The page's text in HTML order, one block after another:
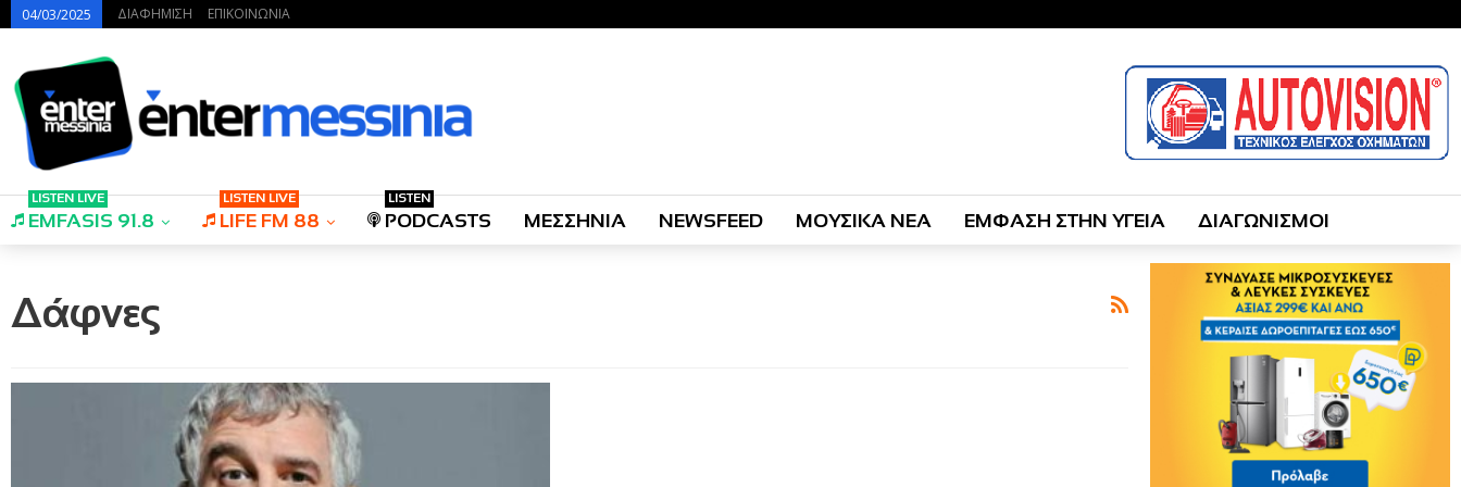
04/03/2025 ΔΙΑΦΗΜΙΣΗ ΕΠΙΚΟΙΝΩΝΙΑ
EMFASIS 91.8
LISTEN LIVE
LIFE FM 88
LISTEN LIVE
PODCASTS
LISTEN
ΜΕΣΣΗΝΙΑ NEWSFEED ΜΟΥΣΙΚΑ ΝΕΑ ΕΜΦΑΣΗ ΣΤΗΝ ΥΓΕΙΑ ΔΙΑΓΩΝΙΣΜΟΙ
Δάφνες